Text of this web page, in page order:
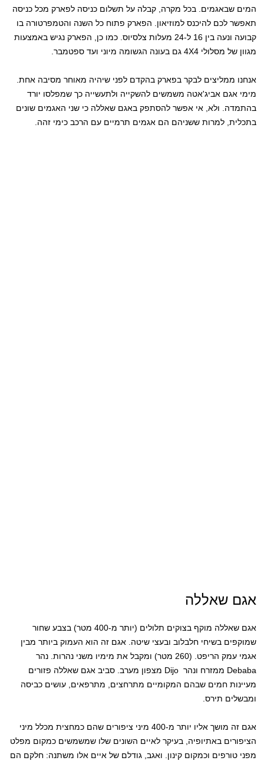
המים שבאגמים. בכל מקרה, קבלה על תשלום כניסה לפארק מכל כניסה
תאפשר לכם להיכנס למוזיאון. הפארק פתוח כל השנה והטמפרטורה בו
קבועה ונעה בין 16 ל-24 מעלות צלסיוס. כמו כן, הפארק נגיש באמצעות
מגוון של מסלולי 4X4 גם בעונה הגשומה מיוני ועד ספטמבר.
אנחנו ממליצים לבקר בפארק בהקדם לפני שיהיה מאוחר מסיבה אחת.
מימי אגם אביג'אטה משמשים להשקייה ולתעשייה כך שמפלסו יורד
בהתמדה. ולא, אי אפשר להסתפק באגם שאללה כי שני האגמים שונים
בתכלית, למרות ששניהם הם אגמים תרמיים עם הרכב כימי זהה.
אגם שאללה
אגם שאללה מוקף בצוקים תלולים (יותר מ-400 מטר) בצבע שחור
שמוקפים בשיחי חלבלוב ובעצי שיטה. אגם זה הוא העמוק ביותר מבין
אגמי עמק הריפט. (260 מטר) ומקבל את מימיו משני נהרות. נהר
Debaba ממזרח ונהר Dijo מצפון מערב. סביב אגם שאללה פזורים
מעיינות חמים שבהם המקומיים מתרחצים, מתרפאים, עושים כביסה
ומבשלים תירס.
אגם זה מושך אליו יותר מ-400 מיני ציפורים שהם כמחצית מכלל מיני
הציפורים באתיופיה, בעיקר לאיים השונים שלו שמשמשים כמקום מפלט
מפני טורפים וכמקום קינון. ואגב, גודלם של איים אלו משתנה: חלקם הם